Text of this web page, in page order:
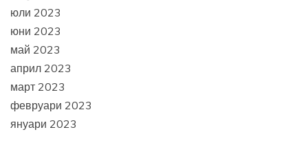
юли 2023
юни 2023
май 2023
април 2023
март 2023
февруари 2023
януари 2023